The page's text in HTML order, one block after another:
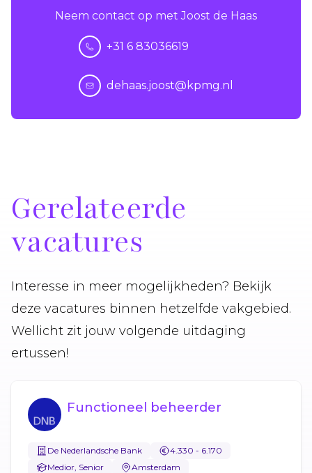
Neem contact op met Joost de Haas
+31 6 83036619
dehaas.joost@kpmg.nl
Gerelateerde
vacatures
Interesse in meer mogelijkheden? Bekijk
deze vacatures binnen hetzelfde vakgebied.
Wellicht zit jouw volgende uitdaging
ertussen!
Functioneel beheerder
De Nederlandsche Bank
4.330 - 6.170
Medior, Senior
Amsterdam